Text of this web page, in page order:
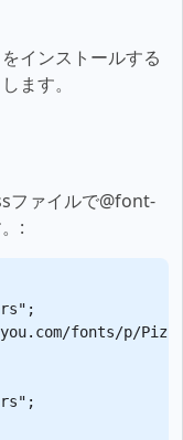
インストールする
ます。
ファイルで@font-
:
fonts/p/